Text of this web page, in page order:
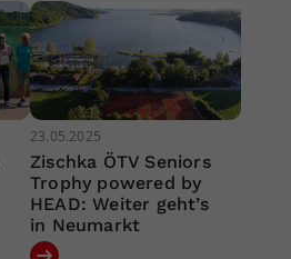
23.05.2025
Zischka ÖTV Seniors
Trophy powered by
HEAD: Weiter geht’s
in Neumarkt